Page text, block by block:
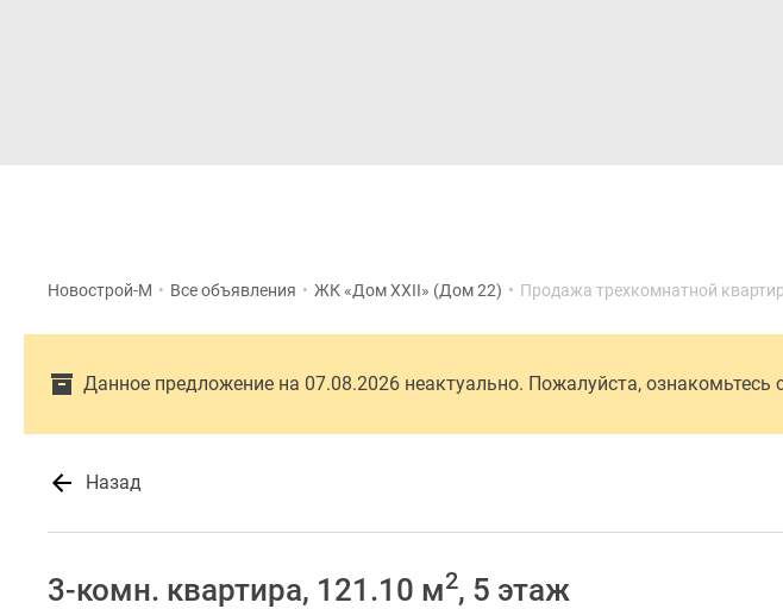
Новострой-М • Все объявления • ЖК «Дом XXII» (Дом 22) • Продажа трехкомнатной
Данное предложение на 07.08.2026 неактуально. Пожалуйста,
Назад
3-комн. квартира, 121.10 м2, 5 этаж